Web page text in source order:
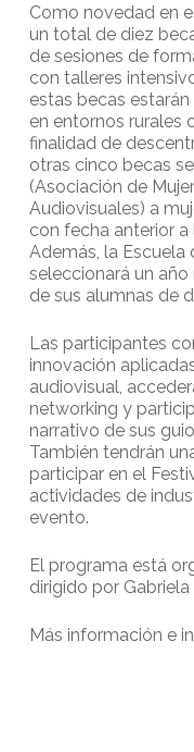
Como novedad en
un total de diez
de sesiones de
con talleres
estas becas
en entornos rurales
finalidad de
otras cinco becas
(Asociación de
Audiovisuales) a
con fecha anterior
Además, la Escuela
seleccionará un
de sus alumnas de
Las participantes
innovación
audiovisual,
networking y
narrativo de sus
También tendrán
participar en el
actividades de
evento.
El programa está
dirigido por Gabriela
Más información e